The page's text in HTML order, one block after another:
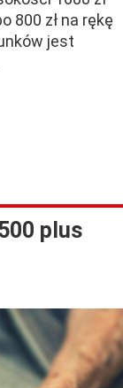
800 zł na rękę
jest
plus